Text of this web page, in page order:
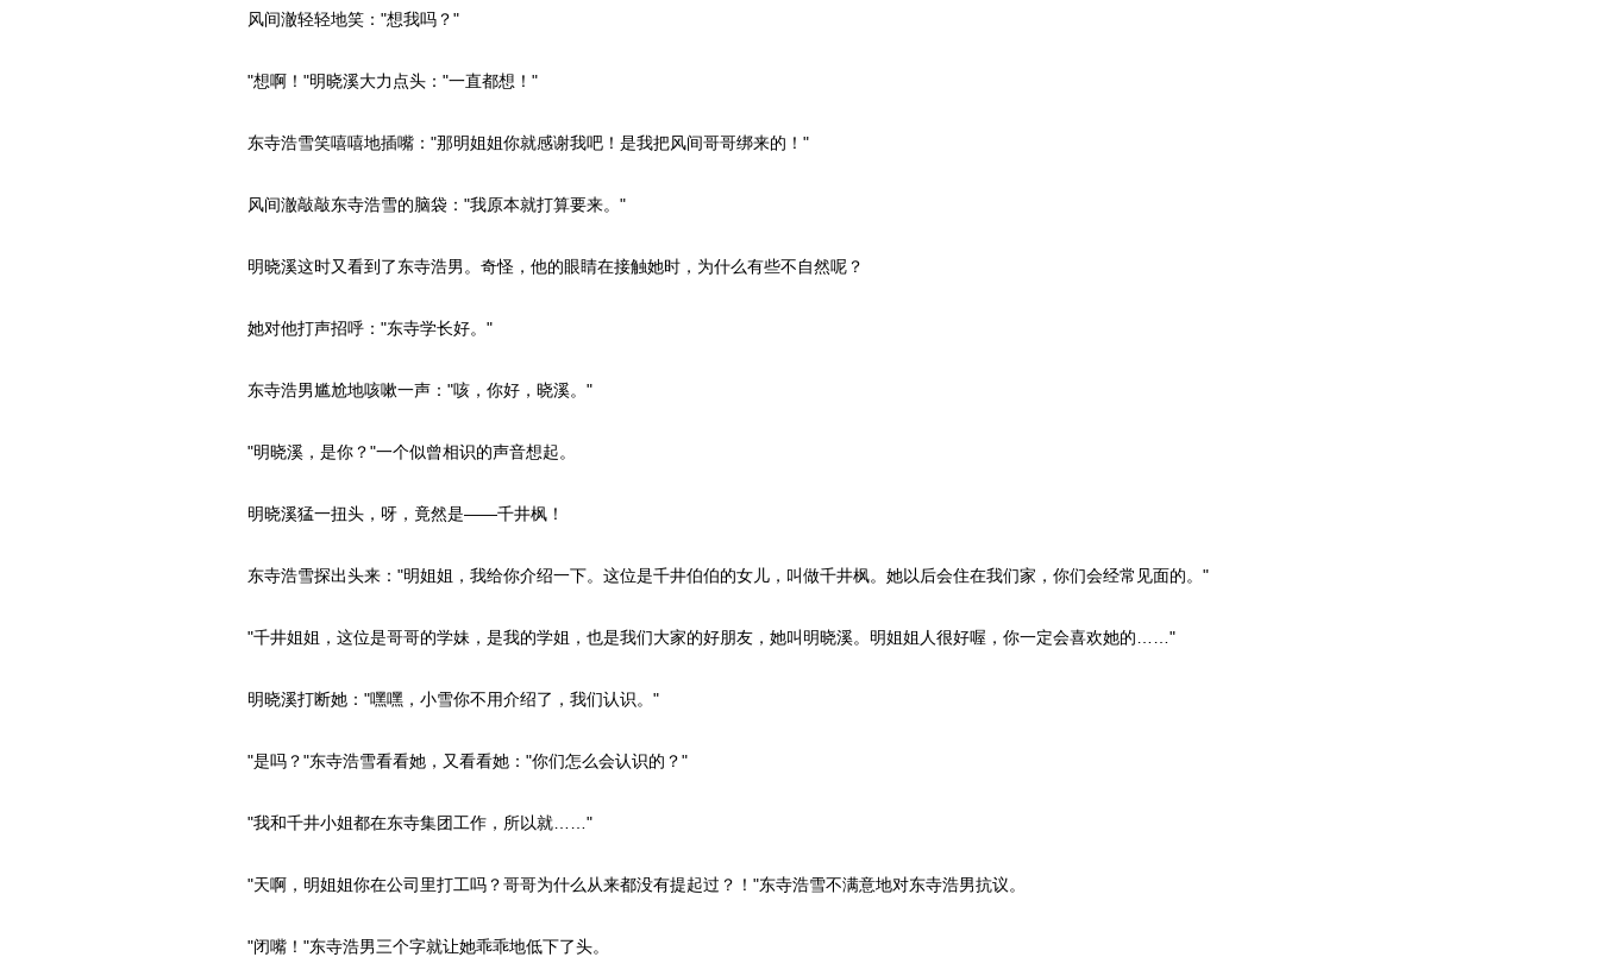
风间澈轻轻地笑："想我吗？"
"想啊！"明晓溪大力点头："一直都想！"
东寺浩雪笑嘻嘻地插嘴："那明姐姐你就感谢我吧！是我把风间哥哥绑来的！"
风间澈敲敲东寺浩雪的脑袋："我原本就打算要来。"
明晓溪这时又看到了东寺浩男。奇怪，他的眼睛在接触她时，为什么有些不自然呢？
她对他打声招呼："东寺学长好。"
东寺浩男尴尬地咳嗽一声："咳，你好，晓溪。"
"明晓溪，是你？"一个似曾相识的声音想起。
明晓溪猛一扭头，呀，竟然是——千井枫！
东寺浩雪探出头来："明姐姐，我给你介绍一下。这位是千井伯伯的女儿，叫做千井枫。她以后会住在我们家，你们会经常见面的。"
"千井姐姐，这位是哥哥的学妹，是我的学姐，也是我们大家的好朋友，她叫明晓溪。明姐姐人很好喔，你一定会喜欢她的……"
明晓溪打断她："嘿嘿，小雪你不用介绍了，我们认识。"
"是吗？"东寺浩雪看看她，又看看她："你们怎么会认识的？"
"我和千井小姐都在东寺集团工作，所以就……"
"天啊，明姐姐你在公司里打工吗？哥哥为什么从来都没有提起过？！"东寺浩雪不满意地对东寺浩男抗议。
"闭嘴！"东寺浩男三个字就让她乖乖地低下了头。